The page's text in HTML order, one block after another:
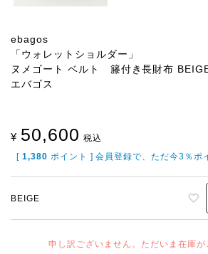
ebagos
「ウォレットショルダー」
ヌメゴート ベルト 籐付き長財布
エバゴス
¥ 50,600 税込
[ 1,380 ポイント ] 会員登録で、ただ今3％ポ
BEIGE
申し訳ございません。ただいま在庫が